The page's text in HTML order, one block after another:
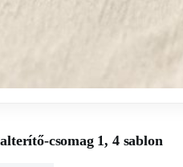
csomag 1, 4 sablon